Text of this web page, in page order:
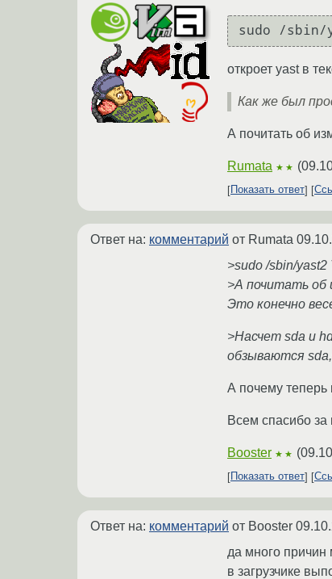
sudo /sbin/
откроет yast в
Как же был
А почитать об
Rumata ★★ (
Показать ответ
Ответ на: комментарий от Rumata
>sudo /sbin/
>А почитать об
Это конечно
>Насчет sda и
обзываются
А почему теперь
Всем спасибо
Booster ★★ (
Показать ответ
Ответ на: комментарий от Booster
да много причин
в загрузчике